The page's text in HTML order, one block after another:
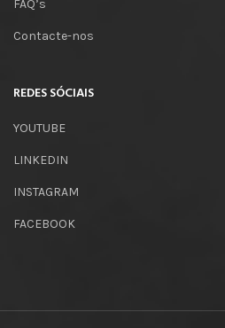
FAQ’s
Contacte-nos
REDES SÓCIAIS
YOUTUBE
LINKEDIN
INSTAGRAM
FACEBOOK